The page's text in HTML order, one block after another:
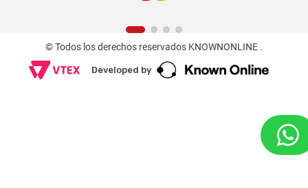
© Todos los derechos reservados KNOWNONLINE .
Developed by